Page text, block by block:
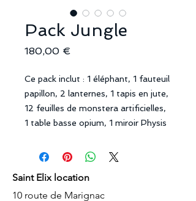
Pack Jungle
180,00 €
Ce pack inclut : 1 éléphant, 1 fauteuil
papillon, 2 lanternes, 1 tapis en jute,
12 feuilles de monstera artificielles,
1 table basse opium, 1 miroir Physis
Saint Elix location
10 route de Marignac